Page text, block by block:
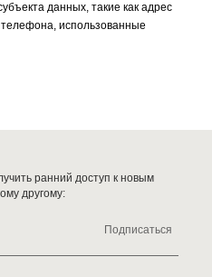
данных, такие как адрес
использованные
ранний доступ к новым
другому:
Подписаться